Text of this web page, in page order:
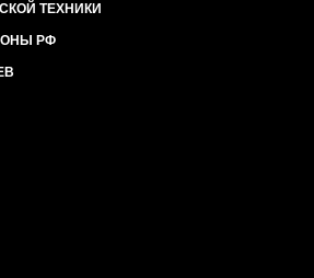
ТЕХНИКИ
РФ